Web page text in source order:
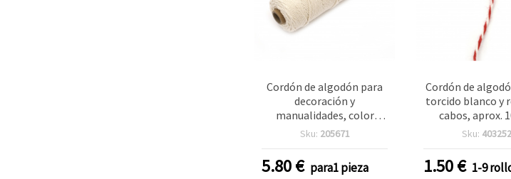
Cordón de algodón para
decoración y
manualidades, color
crudo, 1 mm, 100 metros
Sku: 205671
5.80€ para1 pieza
Cordón de
torcido blanco y
cabos, aprox.
Sku: 403252
1.50€ 1-9